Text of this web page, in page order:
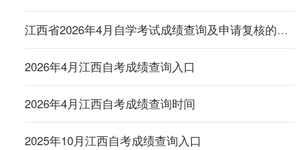
江西省2026年4月自学考试成绩查询及申请复核的公告
2026年4月江西自考成绩查询入口
2026年4月江西自考成绩查询时间
2025年10月江西自考成绩查询入口